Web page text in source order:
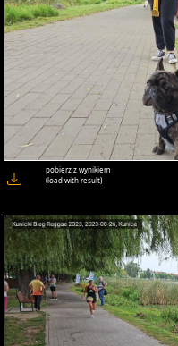
pobierz z wynikiem
(load with result)